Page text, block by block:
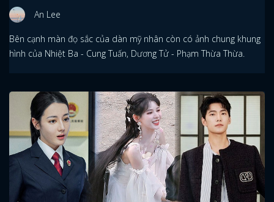
An Lee
Bên cạnh màn đọ sắc của dàn mỹ nhân còn có ảnh chung khung
hình của Nhiệt Ba - Cung Tuấn, Dương Tử - Phạm Thừa Thừa.